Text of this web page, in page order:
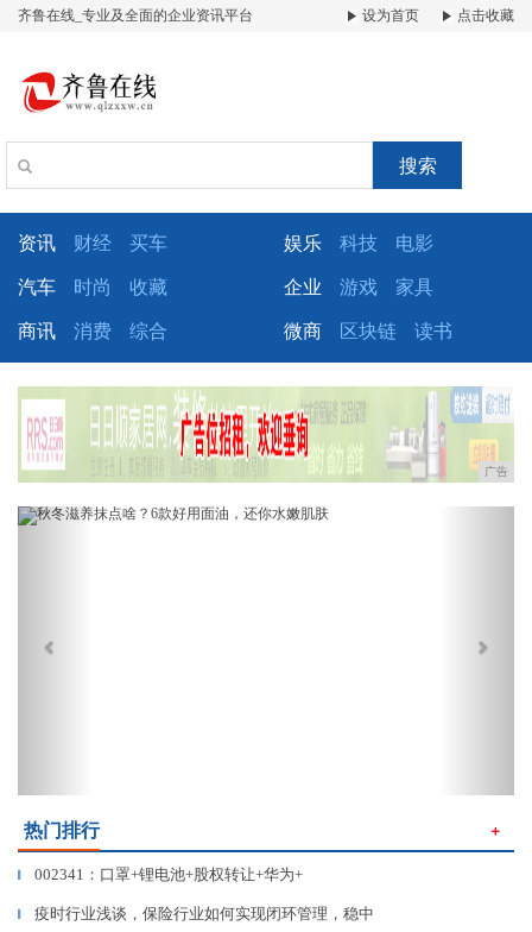
齐鲁在线_专业及全面的企业资讯平台 设为首页 点击收藏
搜索
资讯 财经 买车 娱乐 科技 电影
汽车 时尚 收藏 企业 游戏 家具
商讯 消费 综合 微商 区块链 读书
广告
Previous
热门排行 ＋
▎ 002341：口罩+锂电池+股权转让+华为+
▎ 疫时行业浅谈，保险行业如何实现闭环管理，稳中